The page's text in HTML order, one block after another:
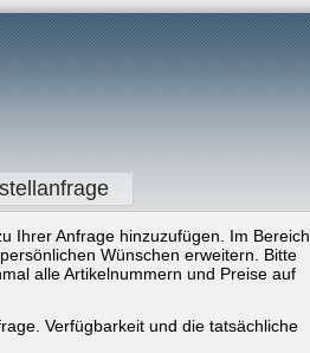
Ihrer Anfrage hinzuzufügen. Im Bereich
Wünschen erweitern. Bitte
alle Artikelnummern und Preise auf
Verfügbarkeit und die tatsächliche